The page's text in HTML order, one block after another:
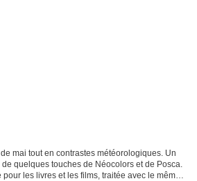
mai tout en contrastes météorologiques. Un
quelques touches de Néocolors et de Posca.
les livres et les films, traitée avec le même